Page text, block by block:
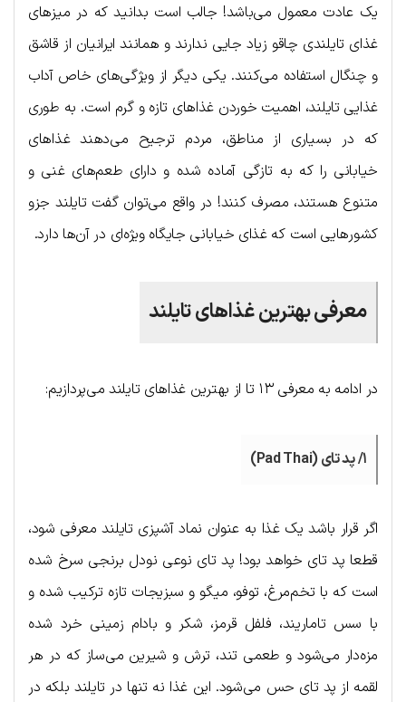
یک عادت معمول می‌باشد! جالب است بدانید که در میزهای
غذای تایلندی چاقو زیاد جایی ندارند و همانند ایرانیان از قاشق
و چنگال استفاده می‌کنند. یکی دیگر از ویژگی‌های خاص آداب
غذایی تایلند، اهمیت خوردن غذاهای تازه و گرم است. به طوری
که در بسیاری از مناطق، مردم ترجیح می‌دهند غذاهای
خیابانی را که به تازگی آماده شده و دارای طعم‌های غنی و
متنوع هستند، مصرف کنند! در واقع می‌توان گفت تایلند جزو
کشورهایی است که غذای خیابانی جایگاه ویژه‌ای در آن‌ها دارد.
معرفی بهترین غذاهای تایلند
در ادامه به معرفی ۱۳ تا از بهترین غذاهای تایلند می‌پردازیم:
۱/ پد تای (Pad Thai)
اگر قرار باشد یک غذا به عنوان نماد آشپزی تایلند معرفی شود،
قطعا پد تای خواهد بود! پد تای نوعی نودل برنجی سرخ شده
است که با تخم‌مرغ، توفو، میگو و سبزیجات تازه ترکیب شده و
با سس تاماریند، فلفل قرمز، شکر و بادام زمینی خرد شده
مزه‌دار می‌شود و طعمی تند، ترش و شیرین می‌ساز که در هر
لقمه از پد تای حس می‌شود. این غذا نه تنها در تایلند بلکه در